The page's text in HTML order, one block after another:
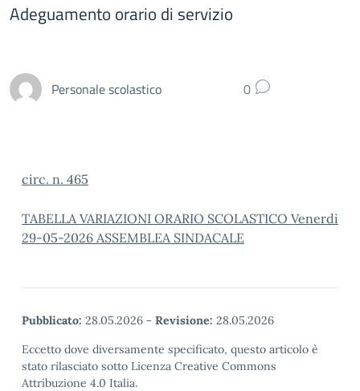
Adeguamento orario di servizio
Personale scolastico 0
circ. n. 465
TABELLA VARIAZIONI ORARIO SCOLASTICO Venerdi
29-05-2026 ASSEMBLEA SINDACALE
Pubblicato: 28.05.2026 - Revisione: 28.05.2026
Eccetto dove diversamente specificato, questo articolo è
stato rilasciato sotto Licenza Creative Commons
Attribuzione 4.0 Italia.